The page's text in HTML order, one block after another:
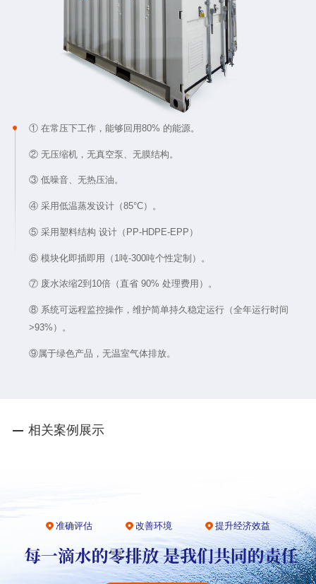
① 在常压下工作，能够回用80% 的能源。
② 无压缩机，无真空泵、无膜结构。
③ 低噪音、无热压油。
④ 采用低温蒸发设计（85°C）。
⑤ 采用塑料结构 设计（PP-HDPE-EPP）
⑥ 模块化即插即用（1吨-300吨个性定制）。
⑦ 废水浓缩2到10倍（直省 90% 处理费用）。
⑧ 系统可远程监控操作，维护简单持久稳定运行（全年运行时间
>93%）。
⑨属于绿色产品，无温室气体排放。
相关案例展示
准确评估 改善环境 提升经济效益